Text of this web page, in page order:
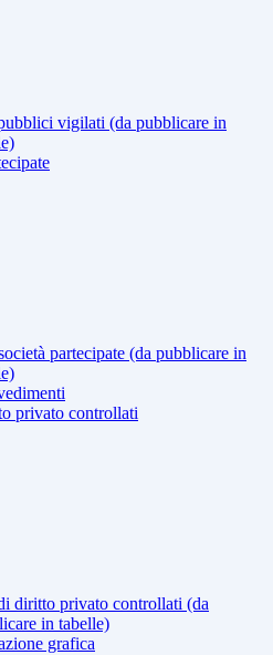
vigilati (da pubblicare in
partecipate (da pubblicare in
privato controllati
diritto privato controllati (da
in tabelle)
grafica